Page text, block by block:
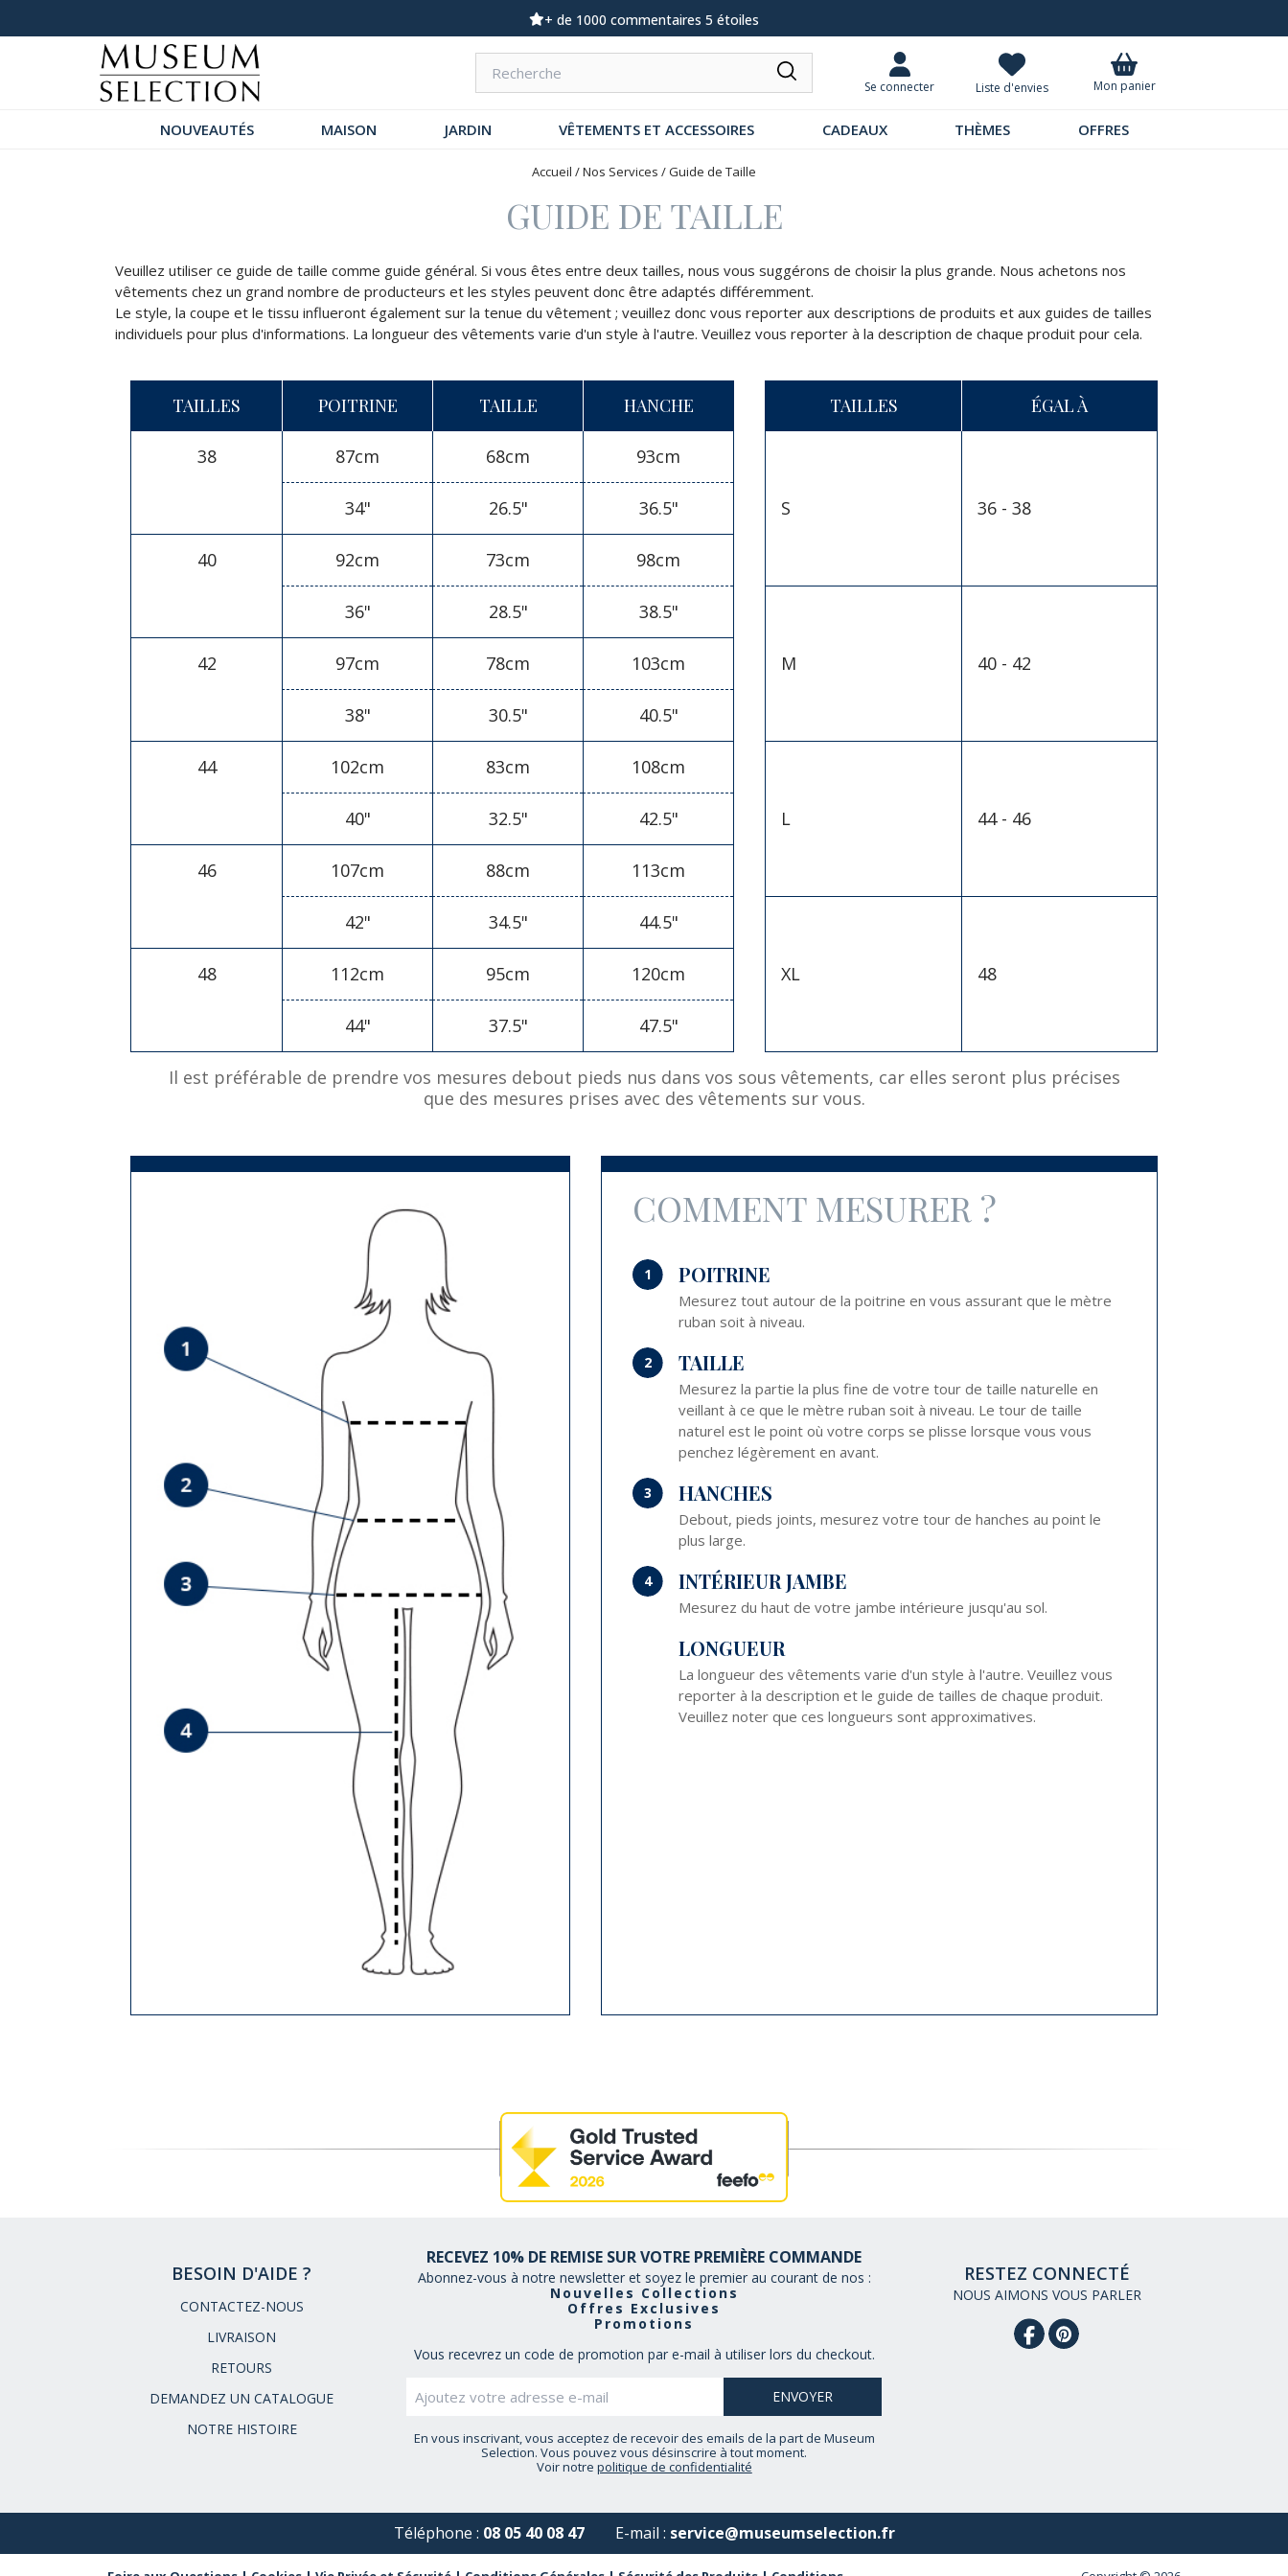
+ de 1000 commentaires 5 étoiles
Se connecter Liste d'envies Mon panier
NOUVEAUTÉS MAISON JARDIN VÊTEMENTS ET ACCESSOIRES CADEAUX THÈMES OFFRES
Accueil /Nos Services /Guide de Taille
GUIDE DE TAILLE
Veuillez utiliser ce guide de taille comme guide général. Si vous êtes entre deux tailles, nous vous suggérons de choisir la plus grande. Nous achetons nos
vêtements chez un grand nombre de producteurs et les styles peuvent donc être adaptés différemment.
Le style, la coupe et le tissu influeront également sur la tenue du vêtement ; veuillez donc vous reporter aux descriptions de produits et aux guides de tailles
individuels pour plus d'informations. La longueur des vêtements varie d'un style à l'autre. Veuillez vous reporter à la description de chaque produit pour cela.
TAILLES POITRINE TAILLE HANCHE
38 87cm 68cm 93cm
34" 26.5" 36.5"
40 92cm 73cm 98cm
36" 28.5" 38.5"
42 97cm 78cm 103cm
38" 30.5" 40.5"
44 102cm 83cm 108cm
40" 32.5" 42.5"
46 107cm 88cm 113cm
42" 34.5" 44.5"
48 112cm 95cm 120cm
44" 37.5" 47.5"
TAILLES ÉGAL À
S 36 - 38
M 40 - 42
L 44 - 46
XL 48
Il est préférable de prendre vos mesures debout pieds nus dans vos sous vêtements, car elles seront plus précises
que des mesures prises avec des vêtements sur vous.
COMMENT MESURER ?
1 POITRINE
Mesurez tout autour de la poitrine en vous assurant que le mètre
ruban soit à niveau.
2 TAILLE
Mesurez la partie la plus fine de votre tour de taille naturelle en
veillant à ce que le mètre ruban soit à niveau. Le tour de taille
naturel est le point où votre corps se plisse lorsque vous vous
penchez légèrement en avant.
3 HANCHES
Debout, pieds joints, mesurez votre tour de hanches au point le
plus large.
4 INTÉRIEUR JAMBE
Mesurez du haut de votre jambe intérieure jusqu'au sol.
LONGUEUR
La longueur des vêtements varie d'un style à l'autre. Veuillez vous
reporter à la description et le guide de tailles de chaque produit.
Veuillez noter que ces longueurs sont approximatives.
RECEVEZ 10% DE REMISE SUR VOTRE PREMIÈRE COMMANDE
Abonnez-vous à notre newsletter et soyez le premier au courant de nos :
Nouvelles Collections
Offres Exclusives
Promotions
Vous recevrez un code de promotion par e-mail à utiliser lors du checkout.
En vous inscrivant, vous acceptez de recevoir des emails de la part de Museum
Selection. Vous pouvez vous désinscrire à tout moment.
Voir notre politique de confidentialité
RESTEZ CONNECTÉ
NOUS AIMONS VOUS PARLER
BESOIN D'AIDE ?
CONTACTEZ-NOUS
LIVRAISON
RETOURS
DEMANDEZ UN CATALOGUE
NOTRE HISTOIRE
Téléphone : 08 05 40 08 47 E-mail : service@museumselection.fr